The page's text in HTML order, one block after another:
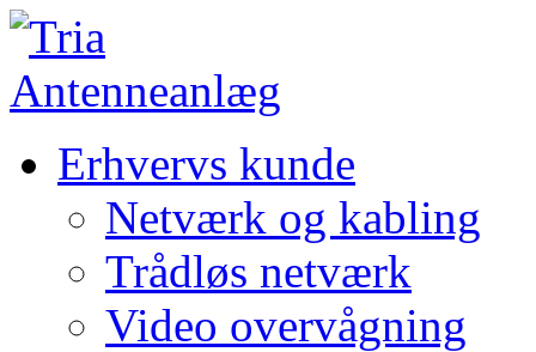
Erhvervs kunde
Netværk og kabling
Trådløs netværk
Video overvågning